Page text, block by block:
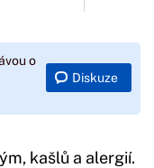
o
Diskuze
kašlů a alergií.